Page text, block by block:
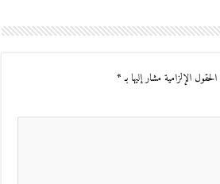
الحقول الإلزامية مشار إليها بـ*